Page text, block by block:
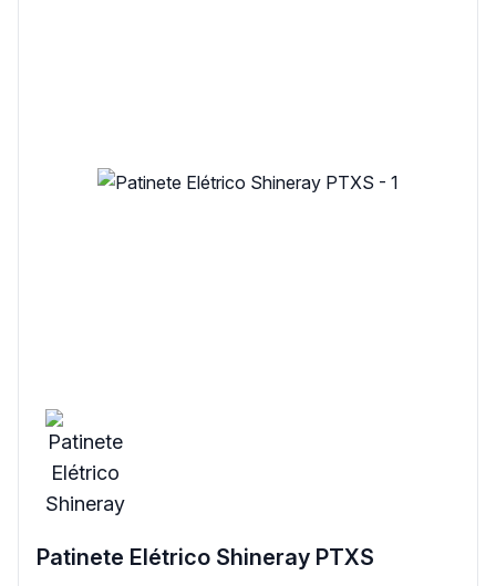
Patinete Elétrico Shineray PTXS